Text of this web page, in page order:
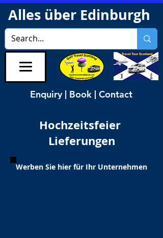
Alles über Edinburgh
Enquiry | Book | Contact
Hochzeitsfeier
Lieferungen
Werben Sie hier für Ihr Unternehmen